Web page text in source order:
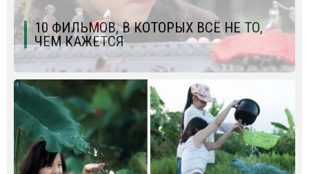
10 ФИЛЬМОВ, В КОТОРЫХ ВСЁ НЕ ТО,
ЧЕМ КАЖЕТСЯ